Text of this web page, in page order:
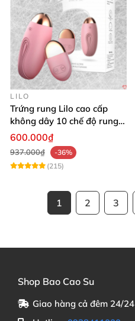
LILO
Trứng rung Lilo cao cấp
không dây 10 chế độ rung
điều khiển USB
600.000₫
937.000₫
-36%
(215)
1 2 3
Shop Bao Cao Su
Giao hàng cả đêm 24/24